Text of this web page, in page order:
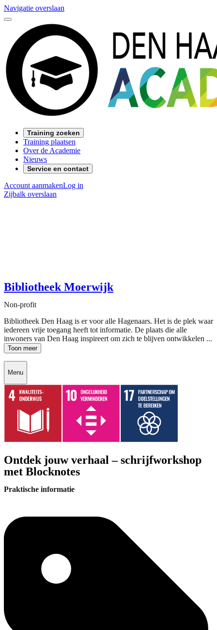
Navigatie overslaan
Training zoeken
Training plaatsen
Over de Academie
Nieuws
Service en contact
Account aanmakenLog in
Zijbalk overslaan
Bibliotheek Moerwijk
Non-profit
Bibliotheek Den Haag is er voor alle Hagenaars. Het is de plek waar
iedereen vrije toegang heeft tot informatie. De plaats die alle
inwoners van Den Haag inspireert om zich te blijven ontwikkelen ...
Toon meer
Menu
Ontdek jouw verhaal – schrijfworkshop
met Blocknotes
Praktische informatie